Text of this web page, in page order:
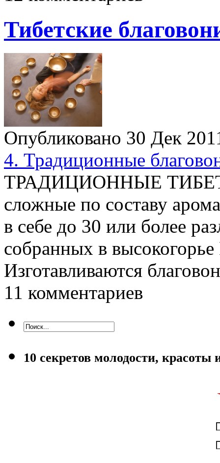
Тибетские
Опубликовано 30 Дек
4. Традиционные
ТРАДИЦИОННЫЕ
сложные по составу
в себе до 30 или более
собранных в
Изготавливаются
11 комментариев
10 секретов молодости,